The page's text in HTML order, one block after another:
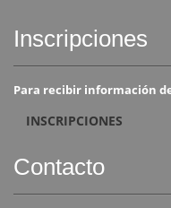
Inscripciones
Para recibir información
INSCRIPCIONES
Contacto